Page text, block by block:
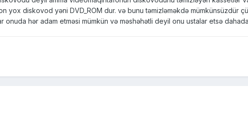
yox diskovod yəni DVD_ROM dur. və bunu təmizləməkdə mümkünsüzdür
onuda hər adam etməsi mümkün və məshəhətli deyil onu ustalar etsə dahada